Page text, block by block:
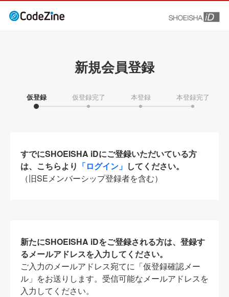
新規会員登録
仮登録 仮登録完了 本登録 本登録完了
すでにSHOEISHA iDにご登録いただいている方
は、こちらより 「ログイン」 してください。
（旧SEメンバーシップ登録者を含む）
新たにSHOEISHA iDをご登録される方は、登録す
るメールアドレスを入力してください。
ご入力のメールアドレス宛てに「仮登録確認メー
ル」をお送りします。受信可能なメールアドレスを
入力してください。